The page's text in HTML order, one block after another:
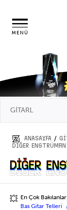
MENÜ
ANASAYFA /
Diğer
Diğer
Diğer
💥 En Çok
Bas Gitar Telleri